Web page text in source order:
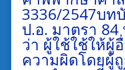
3336/2547บ
ป.อ. มาตรา
ว่า ผู้ใช้ใช้ให้ผู้
ความผิดโดยผู้